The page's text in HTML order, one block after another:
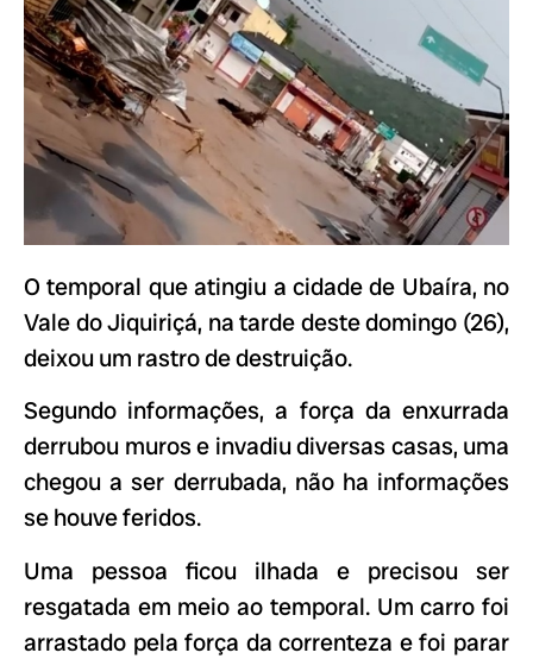
O temporal que atingiu a cidade de Ubaíra, no
Vale do Jiquiriçá, na tarde deste domingo (26),
deixou um rastro de destruição.
Segundo informações, a força da enxurrada
derrubou muros e invadiu diversas casas, uma
chegou a ser derrubada, não ha informações
se houve feridos.
Uma pessoa ficou ilhada e precisou ser
resgatada em meio ao temporal. Um carro foi
arrastado pela força da correnteza e foi parar